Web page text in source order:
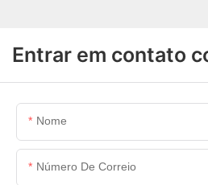
Entrar em contato
Nome
Número De Correio